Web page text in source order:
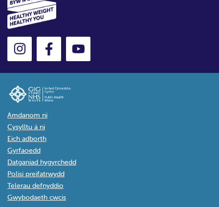
Amdanom ni
Cysylltu â ni
Eich adborth
Gyrfaoedd
Datganiad hygyrchedd
Polisi preifatrwydd
Telerau defnyddio
Gwybodaeth cwcis